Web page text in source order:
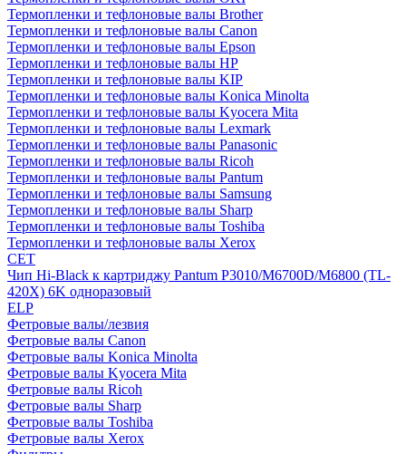
Термопленки и тефлоновые валы Brother
Термопленки и тефлоновые валы Canon
Термопленки и тефлоновые валы Epson
Термопленки и тефлоновые валы HP
Термопленки и тефлоновые валы KIP
Термопленки и тефлоновые валы Konica Minolta
Термопленки и тефлоновые валы Kyocera Mita
Термопленки и тефлоновые валы Lexmark
Термопленки и тефлоновые валы Panasonic
Термопленки и тефлоновые валы Ricoh
Термопленки и тефлоновые валы Pantum
Термопленки и тефлоновые валы Samsung
Термопленки и тефлоновые валы Sharp
Термопленки и тефлоновые валы Toshiba
Термопленки и тефлоновые валы Xerox
CET
Чип Hi-Black к картриджу Pantum P3010/M6700D/M6800 (TL-
420X) 6K одноразовый
ELP
Фетровые валы/лезвия
Фетровые валы Canon
Фетровые валы Konica Minolta
Фетровые валы Kyocera Mita
Фетровые валы Ricoh
Фетровые валы Sharp
Фетровые валы Toshiba
Фетровые валы Xerox